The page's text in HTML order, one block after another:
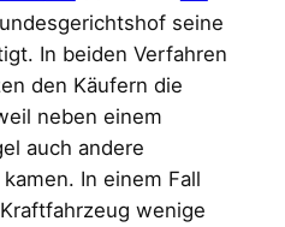
seine
In beiden Verfahren
den Käufern die
neben einem
auch andere
In einem Fall
wenige